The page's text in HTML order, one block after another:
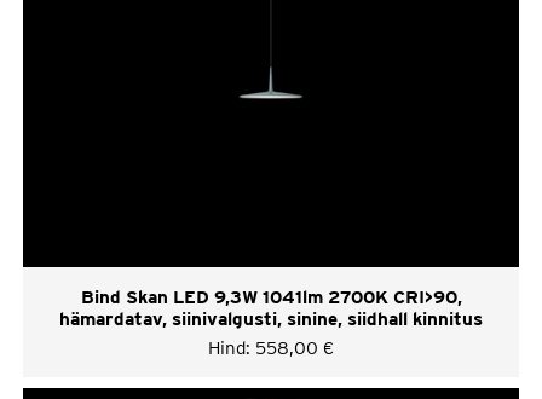
Bind Skan LED 9,3W 1041lm 2700K CRI>90,
hämardatav, siinivalgusti, sinine, siidhall kinnitus
Hind: 558,00 €